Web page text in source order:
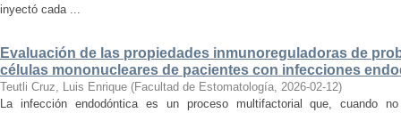
inyectó cada ...
Evaluación de las propiedades inmunoreguladoras de
células mononucleares de pacientes con infecciones
Teutli Cruz, Luis Enrique (Facultad de Estomatología, 2026-02-12)
La infección endodóntica es un proceso multifactorial que, cuando